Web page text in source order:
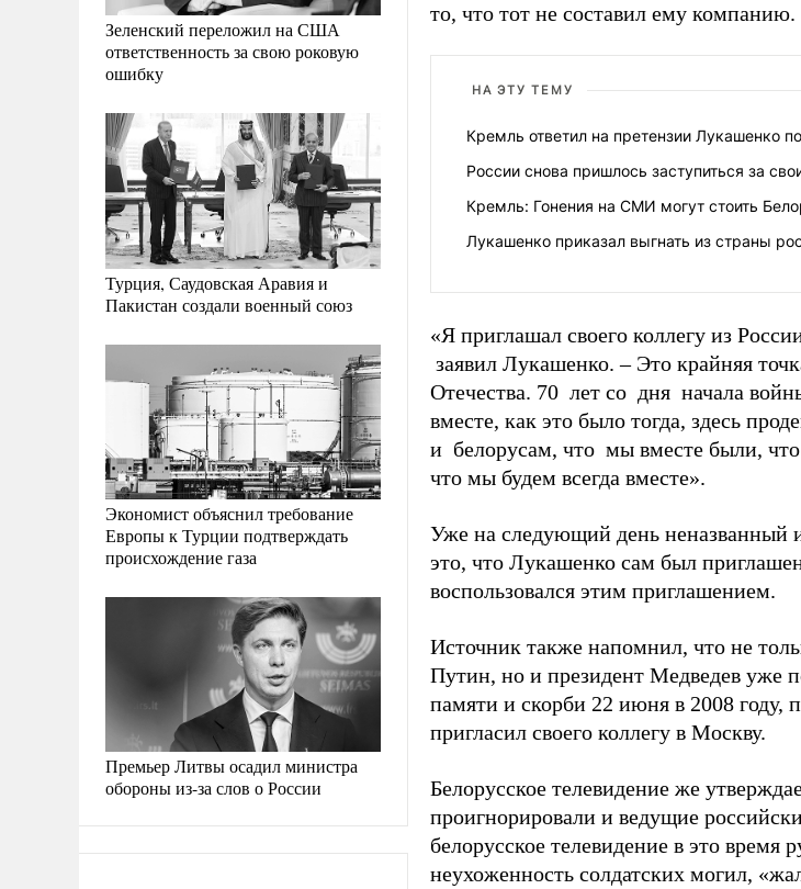
Зеленский переложил на США
ответственность за свою роковую
ошибку
Турция, Саудовская Аравия и
Пакистан создали военный союз
Экономист объяснил требование
Европы к Турции подтверждать
происхождение газа
Премьер Литвы осадил министра
обороны из-за слов о России
то, что тот не составил ему компанию.
НА ЭТУ ТЕМУ
Кремль ответил на претензии Лукашенко
России снова пришлось заступиться за
Кремль: Гонения на СМИ могут стоить
Лукашенко приказал выгнать из страны
«Я приглашал своего коллегу из
заявил Лукашенко. – Это крайняя
Отечества. 70 лет со дня начала
вместе, как это было тогда, здесь
и белорусам, что мы вместе были,
что мы будем всегда вместе».
Уже на следующий день неназванный
это, что Лукашенко сам был
воспользовался этим приглашением.
Источник также напомнил, что не
Путин, но и президент Медведев уже
памяти и скорби 22 июня в 2008 году,
пригласил своего коллегу в Москву.
Белорусское телевидение же
проигнорировали и ведущие
белорусское телевидение в это время
неухоженность солдатских могил,